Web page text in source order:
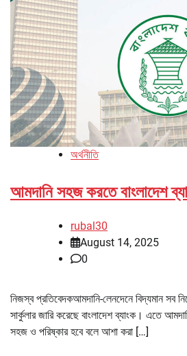
অর্থনীতি
আমদানি সহজ করতে বাংলাদেশ
rubal30
August 14, 2025
0
নিজস্ব প্রতিবেদকআমদানি-লেনদেনে বিদ্যমান সব
সার্কুলার জারি করেছে বাংলাদেশ ব্যাংক। এতে
সহজ ও পরিষ্কার হবে বলে আশা করা […]